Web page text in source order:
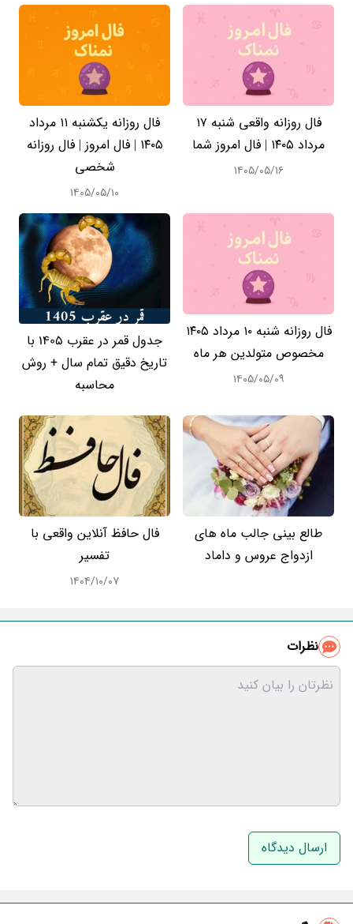
فال روزانه واقعی شنبه ۱۷
مرداد ۱۴۰۵ | فال امروز شما
۱۴۰۵/۰۵/۱۶
فال روزانه یکشنبه ۱۱ مرداد
۱۴۰۵ | فال امروز | فال روزانه
شخصی
۱۴۰۵/۰۵/۱۰
فال روزانه شنبه ۱۰ مرداد ۱۴۰۵
مخصوص متولدین هر ماه
۱۴۰۵/۰۵/۰۹
جدول قمر در عقرب 1405 با
تاریخ دقیق تمام سال + روش
محاسبه
طالع بینی جالب ماه های
ازدواج عروس و داماد
فال حافظ آنلاین واقعی با
تفسیر
۱۴۰۴/۱۰/۰۷
نظرات
نام و نام خانوادگی